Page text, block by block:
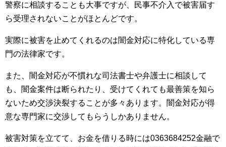
警察に相談することも大事ですが、民事不介入で被害届す
ら受理されないことがほとんどです。
実際に被害を止めてくれるのは闇金対応に特化している専
門の法律家です。
また、闇金対応が不慣れな司法書士や弁護士に相談して
も、闇金案件は断られたり、受けてくれても最善策を知ら
ないため交渉決裂することが多々あります。闇金対応が得
意な専門家に交渉してもらうしかありません。
被害対策を立てて、お金を借りる時には0363684252金融で